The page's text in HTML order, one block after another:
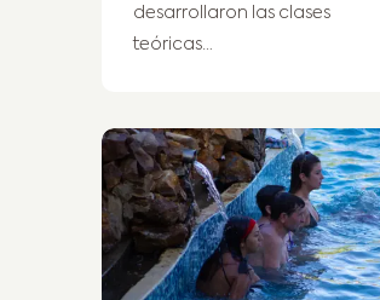
desarrollaron las clases
teóricas…